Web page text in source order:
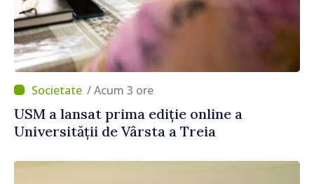
/ Acum 3 ore
USM a lansat prima ediție online a
Universității de Vârsta a Treia